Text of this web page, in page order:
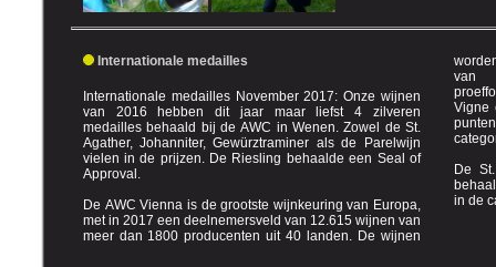
Internationale medailles
Internationale medailles November 2017: Onze wijnen
van 2016 hebben dit jaar maar liefst 4 zilveren
medailles behaald bij de AWC in Wenen. Zowel de St.
Agather, Johanniter, Gewürztraminer als de Parelwijn
vielen in de prijzen. De Riesling behaalde een Seal of
Approval.
De AWC Vienna is de grootste wijnkeuring van Europa,
met in 2017 een deelnemersveld van 12.615 wijnen van
meer dan 1800 producenten uit 40 landen. De wijnen
worden op
van
Vigne
De
behaalden meer dan 87 punt